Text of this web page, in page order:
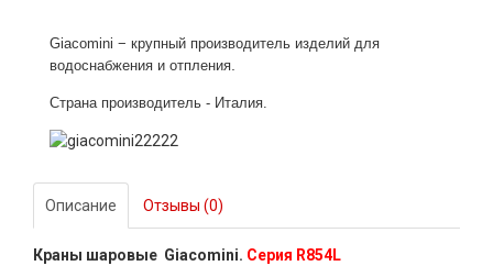
Giacomini − крупный производитель изделий для
водоснабжения и отпления
Страна производитель - Италия
Описание Отзывы (0)
Краны шаровые Giacomini. Серия R854L